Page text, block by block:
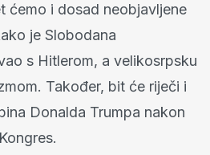
ćemo i dosad neobjavljene
je Slobodana
s Hitlerom, a velikosrpsku
Također, bit će riječi i
Donalda Trumpa nakon